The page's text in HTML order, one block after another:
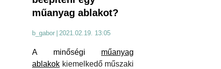
műanyag ablakot?
b_gabor 2021.02.19. 13:05
A minőségi műanyag
ablakok kiemelkedő műszaki